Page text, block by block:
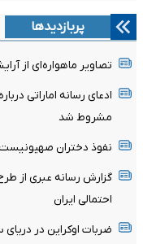
پربازدیدها
تصاویر ماهواره‌ای از
ادعای رسانه اماراتی
مشروط شد
نفوذ دختران صهیونیست
گزارش رسانه عبری از
احتمالی ایران
ضربات اوکراین در